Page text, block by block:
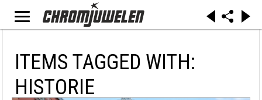
ITEMS TAGGED WITH:
HISTORIE